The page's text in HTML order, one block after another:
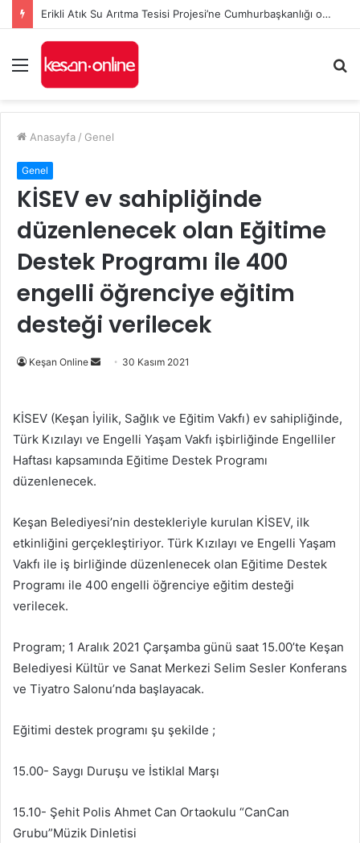
Erikli Atık Su Arıtma Tesisi Projesi’ne Cumhurbaşkanlığı onayı
Menü
...
Anasayfa / Genel
Genel
KİSEV ev sahipliğinde
düzenlenecek olan Eğitime
Destek Programı ile 400
engelli öğrenciye eğitim
desteği verilecek
Keşan Online
Bir
göndermek
30 Kasım 2021
KİSEV (Keşan İyilik, Sağlık ve Eğitim Vakfı) ev sahipliğinde,
Türk Kızılayı ve Engelli Yaşam Vakfı işbirliğinde Engelliler
Haftası kapsamında Eğitime Destek Programı
düzenlenecek.
Keşan Belediyesi’nin destekleriyle kurulan KİSEV, ilk
etkinliğini gerçekleştiriyor. Türk Kızılayı ve Engelli Yaşam
Vakfı ile iş birliğinde düzenlenecek olan Eğitime Destek
Programı ile 400 engelli öğrenciye eğitim desteği
verilecek.
Program; 1 Aralık 2021 Çarşamba günü saat 15.00’te Keşan
Belediyesi Kültür ve Sanat Merkezi Selim Sesler Konferans
ve Tiyatro Salonu’nda başlayacak.
Eğitimi destek programı şu şekilde ;
15.00- Saygı Duruşu ve İstiklal Marşı
15.10- Şehit Polis Ahmet Can Ortaokulu “CanCan
Grubu”Müzik Dinletisi